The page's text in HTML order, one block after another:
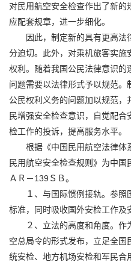
对民用航空安全检查作出了新的
应配套规章，进一步细化。
因此，制定新的具有更高法
分迫切。此外，对乘机旅客实施
权利。随着我国公民法律意识的
问题需要以法律形式予以规范
公民权利义务的问题加以规范
民增强安全检查意识，自觉配
检工作的投诉，提高服务水平。
根据《中国民用航空法律体
民用航空安全检查规则》为中
ＡＲ－139ＳＢ。
１、与国际惯例接轨。参照
标准，同时吸收国外安检工作及
２、立法的高度和角度。作
空总局令的形式发布，立足全
统安检、地方机场安检和军民